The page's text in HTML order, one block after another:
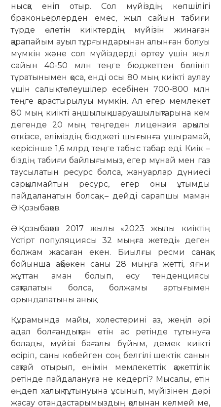
нысқа еніп отыр. Сол мүйіздің көп­шілігі
браконьерлерден емес, жыл сайын табиғи
түрде өлетін киіктердің мүйізін жинаған
қарапайым ауыл тұрғындарынан алынған болуы
мүмкін және сол мүйіздерді өртеу үшін жыл
сайын 40-50 млн теңге бюджеттен бөлініп
тұратынымен қоса, енді осы 80 мың киікті аулау
үшін салық төлеушілер есебінен 700-800 млн
теңге қарастырылуы мүмкін. Ал егер мемлекет
80 мың киікті аңшылық шаруашылықтарына кем
дегенде 20 мың теңгеден лицензия арқылы
өткізсе, еліміздің бюджеті шығынға ұшырамай,
керісінше 1,6 млрд теңге табыс табар еді. Киік –
біздің табиғи байлығымыз, егер мұнай мен газ
тау­сылатын ресурс болса, жануарлар дүниесі
сарқылмайтын ресурс, егер оны ұтымды
пайдаланатын болсақ, – дейді сарапшы маман
Ә.Қозыбақов.
Ә.Қозыбақов 2017 жылы «2023 жылы киіктің
Үстірт популяциясы 32 мыңға жетеді» деген
болжам жасаған екен. Биылғы ресми санақ
бойынша ақбөкен саны 28 мыңға жетті, яғни
жұттан аман болып, өсу тенденция­сы
сақталатын болса, болжамы артығымен
орындалатыны анық.
Құрамында майы, холестерині аз, жеңіл әрі
адал болғандықтан етін ас ретінде тұтынуға
болады, мүйізі баға­лы бұйым, демек киік­ті
өсіріп, саны көбейген соң белгілі шектік санын
сақ­тай отырып, өнімін мемлекеттік қажеттілік
ретінде пайдалануға не ке­дергі? Мысалы, етін
өңдеп халық тұты­нуына ұсынып, мүйізінен дәрі
жасау отандастарымыздың қолынан келмей ме,